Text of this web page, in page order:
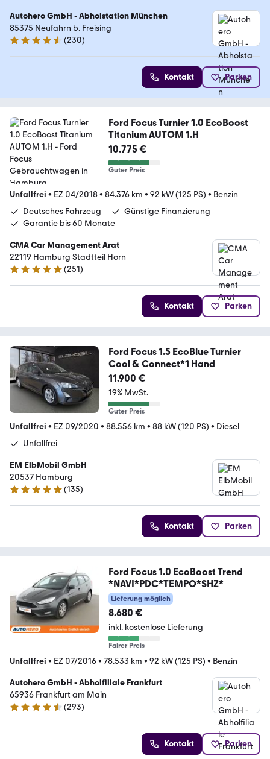
Autohero GmbH - Abholstation München
85375 Neufahrn b. Freising
4.4 Sterne
(230)
Kontakt Parken
Ford Focus Turnier 1.0 EcoBoost
Titanium AUTOM 1.H
10.775 €
Guter Preis
Unfallfrei • EZ 04/2018• 84.376 km • 92 kW (125 PS) • Benzin
Deutsches Fahrzeug
Günstige Finanzierung
Garantie bis 60 Monate
CMA Car Management Arat
22119 Hamburg Stadtteil Horn
4.9 Sterne
(251)
Kontakt Parken
Ford Focus 1.5 EcoBlue Turnier
Cool & Connect*1 Hand
11.900 €
19% MwSt.
Guter Preis
Unfallfrei • EZ 09/2020 • 88.556 km • 88 kW (120 PS) • Diesel
Unfallfrei
EM ElbMobil GmbH
20537 Hamburg
4.8 Sterne
(135)
Kontakt Parken
Ford Focus 1.0 EcoBoost Trend
*NAVI*PDC*TEMPO*SHZ*
Lieferung möglich
8.680 €
inkl. kostenlose Lieferung
Fairer Preis
Unfallfrei • EZ 07/2016• 78.533 km • 92 kW (125 PS) • Benzin
Autohero GmbH - Abholfiliale Frankfurt
65936 Frankfurt am Main
4.6 Sterne
(293)
Kontakt Parken